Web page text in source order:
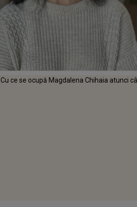
Cu ce se ocupă Magdalena Chihaia atunci